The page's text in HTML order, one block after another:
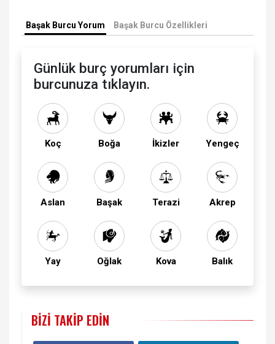
Başak Burcu Yorum Başak Burcu Özellikleri
Günlük burç yorumları için
burcunuza tıklayın.
Koç Boğa İkizler Yengeç
Aslan Başak Terazi Akrep
Yay Oğlak Kova Balık
BIZI TAKIP EDIN